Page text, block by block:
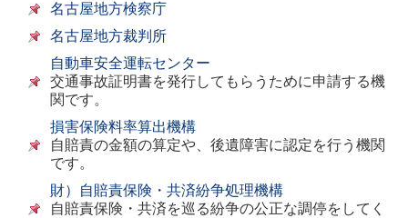
名古屋地方検察庁
名古屋地方裁判所
自動車安全運転センター
交通事故証明書を発行してもらうために申請する機
関です。
損害保険料率算出機構
自賠責の金額の算定や、後遺障害に認定を行う機関
です。
財）自賠責保険・共済紛争処理機構
自賠責保険・共済を巡る紛争の公正な調停をしてく